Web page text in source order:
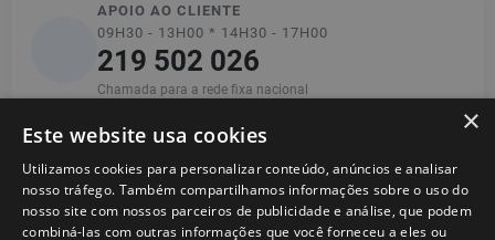
APOIO AO CLIENTE
09H30 - 13H00 * 14H30 - 17H00
219 502 026
Chamada para a rede fixa nacional
Informações
×
Este website usa cookies
Utilizamos cookies para personalizar conteúdo, anúncios e analisar
nosso tráfego. Também compartilhamos informações sobre o uso do
nosso site com nossos parceiros de publicidade e análise, que podem
combiná-las com outras informações que você forneceu a eles ou